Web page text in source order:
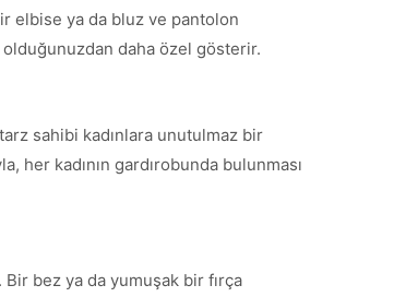
elbise ya da bluz ve pantolon
daha özel gösterir.
sahibi kadınlara unutulmaz bir
her kadının gardırobunda bulunması
bez ya da yumuşak bir fırça